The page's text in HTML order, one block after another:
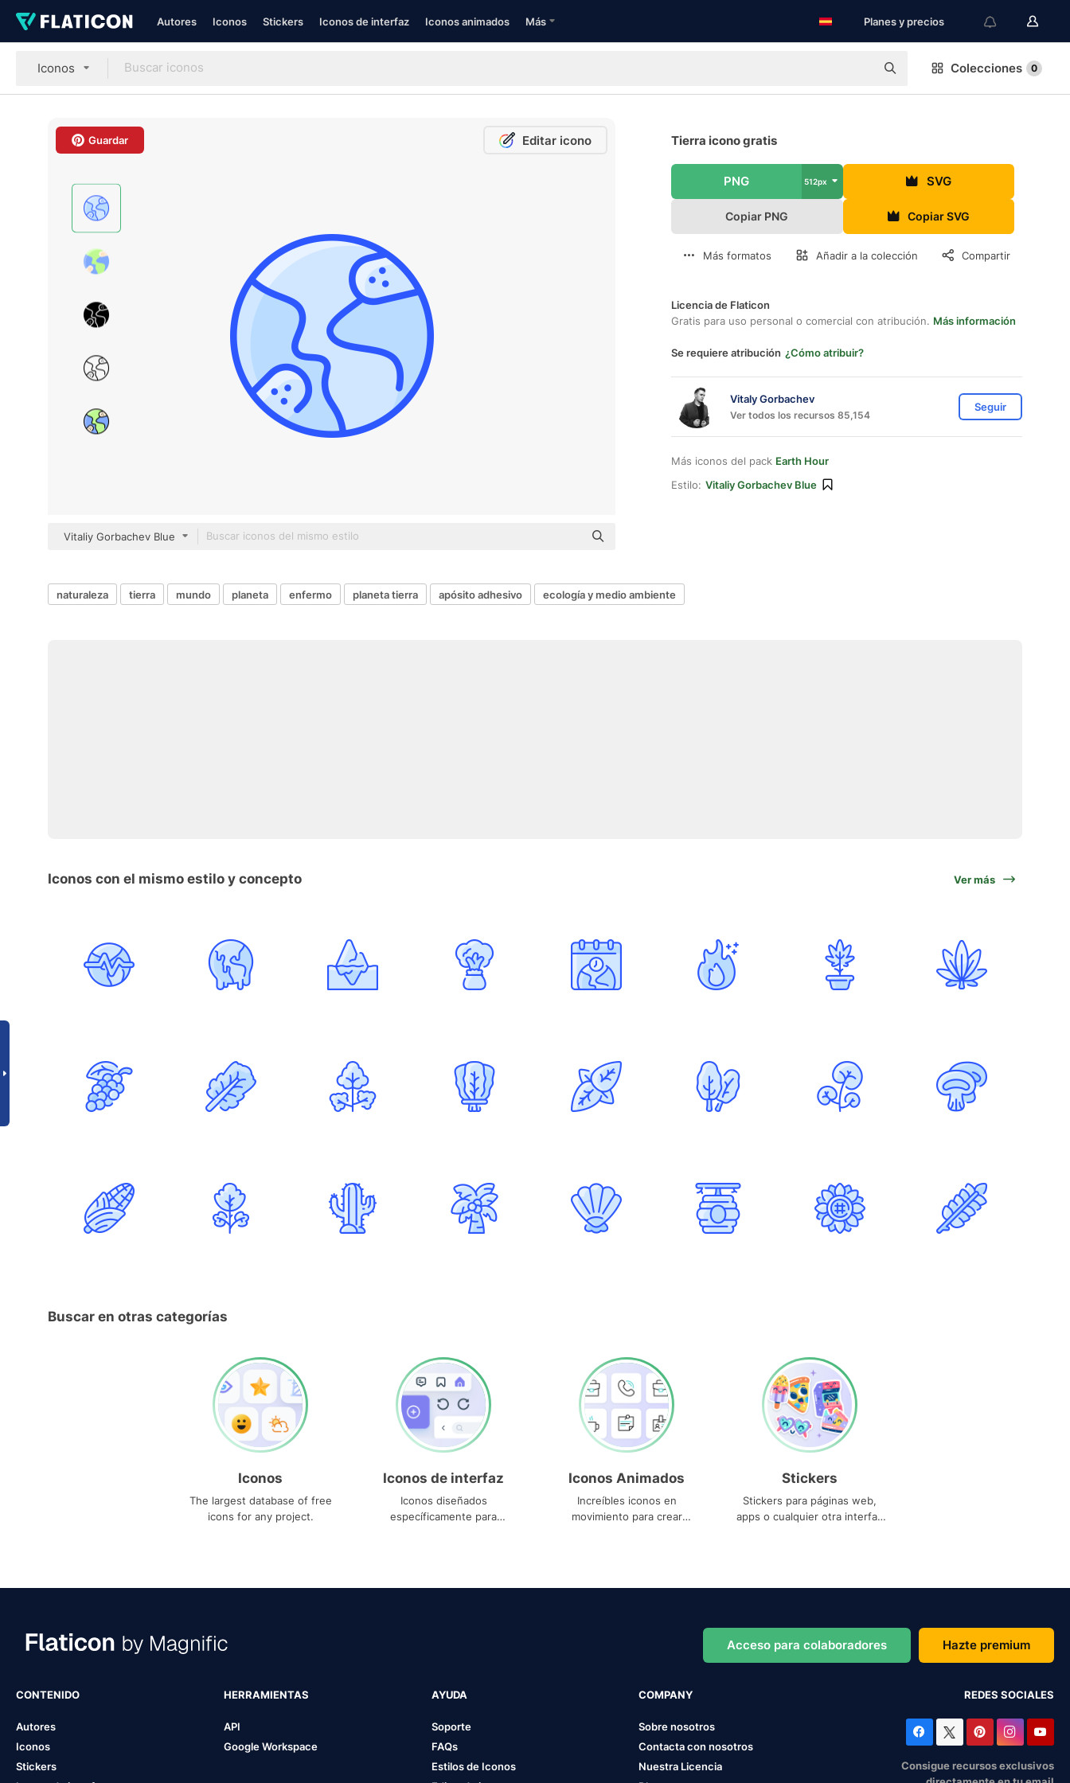
Autores Iconos Stickers Iconos de interfaz Iconos animados Más Planes y precios
Iconos Colecciones 0
Guardar Editar icono
Vitaliy Gorbachev Blue
Tierra icono gratis
PNG 512px SVG
Copiar PNG Copiar SVG
Más formatos Añadir a la colección Compartir
Licencia de Flaticon
Gratis para uso personal o comercial con atribución. Más información
Se requiere atribución ¿Cómo atribuir?
Vitaly Gorbachev
Ver todos los recursos 85,154
Seguir
Más iconos del pack Earth Hour
Estilo: Vitaliy Gorbachev Blue
naturaleza tierra mundo planeta enfermo planeta tierra apósito adhesivo ecología y medio ambiente
Iconos con el mismo estilo y concepto Ver más
Buscar en otras categorías
Iconos
The largest database of free
icons for any project.
Iconos de interfaz
Iconos diseñados
específicamente para
Iconos Animados
Increíbles iconos en
movimiento para crear
Stickers
Stickers para páginas web,
apps o cualquier otra interfaz
Acceso para colaboradores Hazte premium
CONTENIDO
Autores
Iconos
Stickers
HERRAMIENTAS
API
Google Workspace
AYUDA
Soporte
FAQs
Estilos de Iconos
COMPANY
Sobre nosotros
Contacta con nosotros
Nuestra Licencia
REDES SOCIALES
Consigue recursos exclusivos